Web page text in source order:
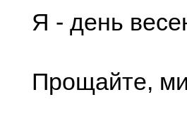
Я - день
Прощайте,